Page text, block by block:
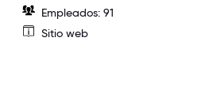
Empleados: 91
Sitio web